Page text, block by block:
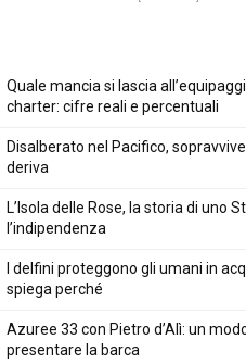
Quale mancia si lascia
charter: cifre reali e percentuali
Disalberato nel Pacifico,
deriva
L’Isola delle Rose, la storia di uno
l’indipendenza
I delfini proteggono gli umani in
spiega perché
Azuree 33 con Pietro d’Alì: un
presentare la barca